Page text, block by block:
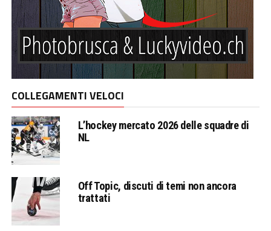
COLLEGAMENTI VELOCI
L’hockey mercato 2026 delle squadre di
NL
Off Topic, discuti di temi non ancora
trattati